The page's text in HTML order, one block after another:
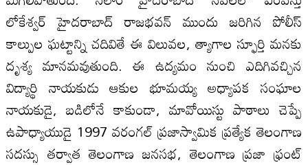
లోకేశ్వర్‌ హైదరాబాద్‌ రాజభవన్‌ ముందు జరిగిన పోలీస్‌
కాల్పుల ఘట్టాన్ని చదివితే ఈ విలువల, త్యాగాల స్ఫూర్తి మనకు
దృశ్య మానమవుతుంది. ఈ ఉద్యమం నుంచి ఎదిగివచ్చిన
విద్యార్థి నాయకుడు ఆకుల భూమయ్య అధ్యాపక సంఘాల
నాయకుడై, బడిలోనే కాకుండా, మావోయిస్టు పాఠాలు చెప్పే
ఉపాధ్యాయుడై 1997 వరంగల్‌ ప్రజాస్వామిక ప్రత్యేక తెలంగాణ
సదస్సు తర్వాత తెలంగాణ జనసభ, తెలంగాణ ప్రజా ఫ్రంట్‌